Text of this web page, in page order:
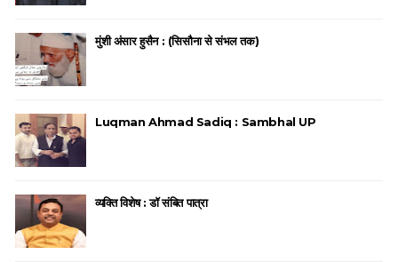
मुंशी अंसार हुसैन : (सिसौना से संभल तक)
Luqman Ahmad Sadiq : Sambhal UP
व्यक्ति विशेष : डॉ संबित पात्रा